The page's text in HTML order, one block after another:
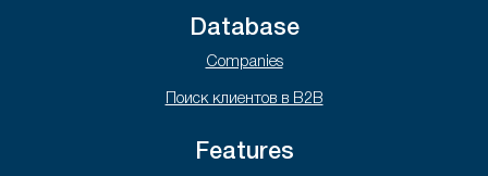
Database
Companies
Поиск клиентов в B2B
Features